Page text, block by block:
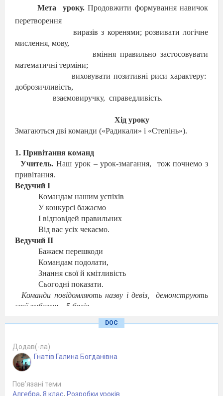
Мета уроку.Продовжити формування навичок
перетворення
виразів з коренями; розвивати логічне
мислення, мову,
вміння правильно застосовувати
математичні терміни;
виховувати позитивні риси характеру:
доброзичливість,
взаємовиручку, справедливість.
Хід уроку
Змагаються дві команди («Радикали» і «Степінь»).
1. Привітання команд
Учитель.Наш урок – урок-змагання,
тож почнемо з
привітання.
Ведучий І
Командам нашим успіхів
У конкурсі бажаємо
І відповідей правильних
Від вас усіх чекаємо.
Ведучий ІІ
Бажаєм перешкоди
Командам подолати,
Знання свої й кмітливість
Сьогодні показати.
Команди повідомляють назву і девіз,
демонструють
свої емблеми – 5 балів.
Команда «Радикали»
Ми веселі «Радикали»
Бо наука – вищий клас!
Наш девіз.
зітхай!
DOC
Додав(-ла)
Гнатів Галина Богданівна
Пов’язані теми
Алгебра, 8 клас, Розробки уроків